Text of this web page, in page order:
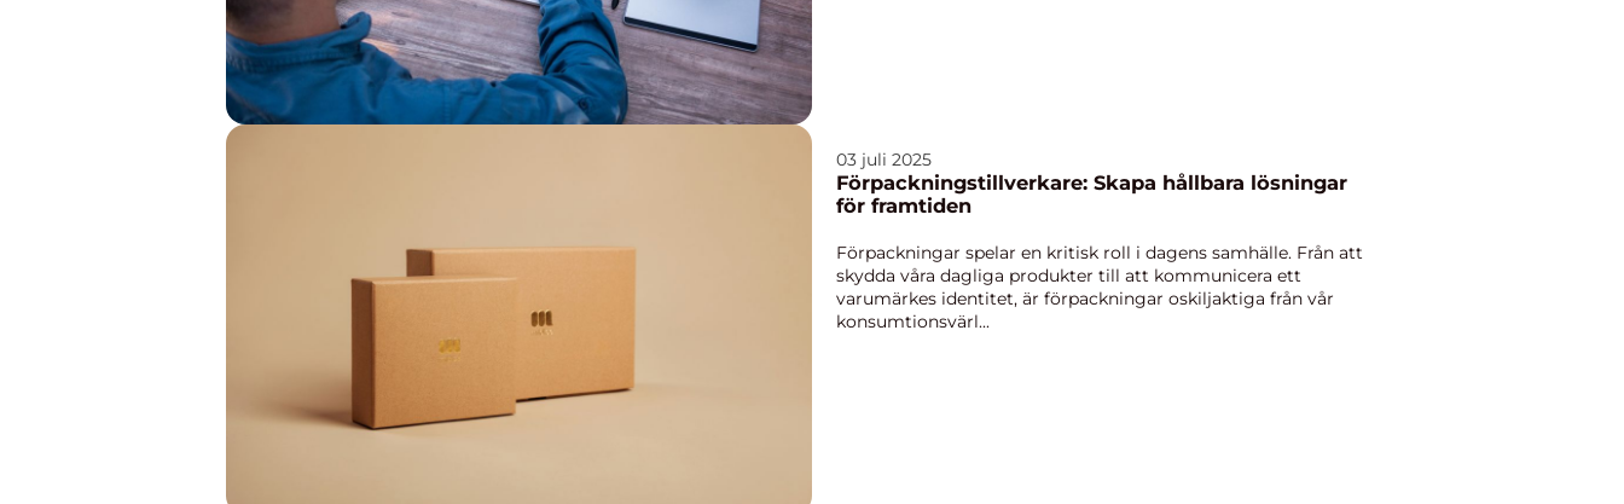
03 juli 2025
Förpackningstillverkare: Skapa hållbara lösningar
för framtiden
Förpackningar spelar en kritisk roll i dagens samhälle. Från att
skydda våra dagliga produkter till att kommunicera ett
varumärkes identitet, är förpackningar oskiljaktiga från vår
konsumtionsvärl...